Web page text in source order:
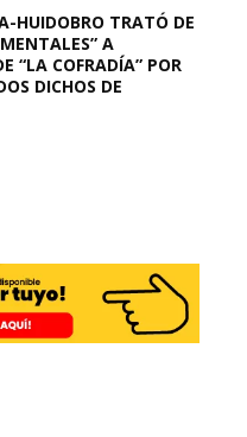
HUIDOBRO TRATÓ DE
A
“LA COFRADÍA” POR
DICHOS DE